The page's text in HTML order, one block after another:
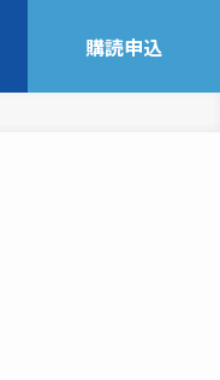
購読申込